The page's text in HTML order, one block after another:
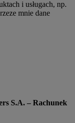
i usługach, np.
mnie dane
S.A. – Rachunek